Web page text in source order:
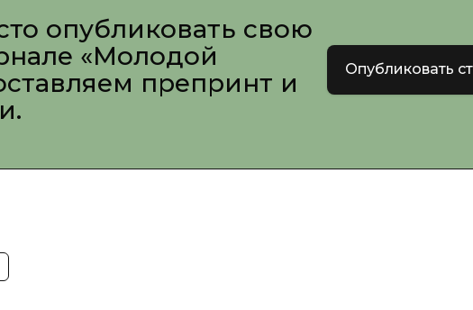
опубликовать свою
«Молодой
препринт и
Опубликовать